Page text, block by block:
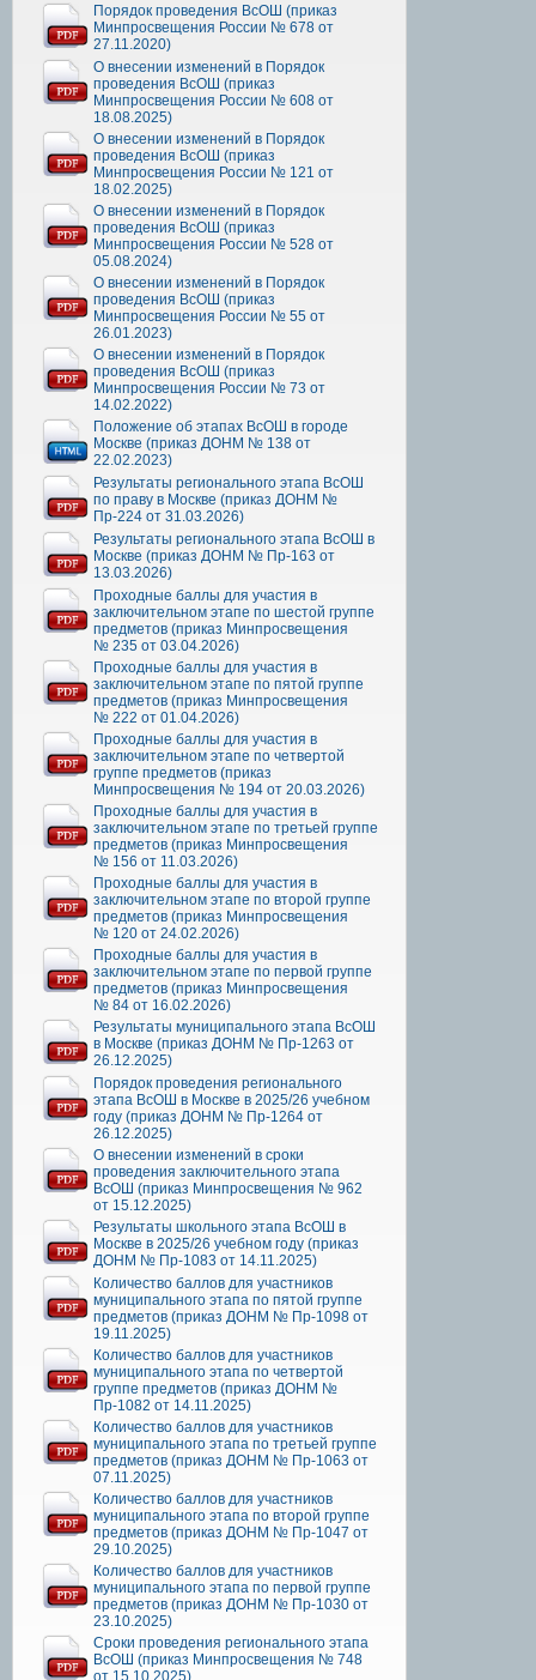
Порядок проведения ВсОШ (приказ
Минпросвещения России № 678 от
27.11.2020)
О внесении изменений в Порядок
проведения ВсОШ (приказ
Минпросвещения России № 608 от
18.08.2025)
О внесении изменений в Порядок
проведения ВсОШ (приказ
Минпросвещения России № 121 от
18.02.2025)
О внесении изменений в Порядок
проведения ВсОШ (приказ
Минпросвещения России № 528 от
05.08.2024)
О внесении изменений в Порядок
проведения ВсОШ (приказ
Минпросвещения России № 55 от
26.01.2023)
О внесении изменений в Порядок
проведения ВсОШ (приказ
Минпросвещения России № 73 от
14.02.2022)
Положение об этапах ВсОШ в городе
Москве (приказ ДОНМ № 138 от
22.02.2023)
Результаты регионального этапа ВсОШ
по праву в Москве (приказ ДОНМ №
Пр-224 от 31.03.2026)
Результаты регионального этапа ВсОШ в
Москве (приказ ДОНМ № Пр-163 от
13.03.2026)
Проходные баллы для участия в
заключительном этапе по шестой группе
предметов (приказ Минпросвещения
№ 235 от 03.04.2026)
Проходные баллы для участия в
заключительном этапе по пятой группе
предметов (приказ Минпросвещения
№ 222 от 01.04.2026)
Проходные баллы для участия в
заключительном этапе по четвертой
группе предметов (приказ
Минпросвещения № 194 от 20.03.2026)
Проходные баллы для участия в
заключительном этапе по третьей группе
предметов (приказ Минпросвещения
№ 156 от 11.03.2026)
Проходные баллы для участия в
заключительном этапе по второй группе
предметов (приказ Минпросвещения
№ 120 от 24.02.2026)
Проходные баллы для участия в
заключительном этапе по первой группе
предметов (приказ Минпросвещения
№ 84 от 16.02.2026)
Результаты муниципального этапа ВсОШ
в Москве (приказ ДОНМ № Пр-1263 от
26.12.2025)
Порядок проведения регионального
этапа ВсОШ в Москве в 2025/26 учебном
году (приказ ДОНМ № Пр-1264 от
26.12.2025)
О внесении изменений в сроки
проведения заключительного этапа
ВсОШ (приказ Минпросвещения № 962
от 15.12.2025)
Результаты школьного этапа ВсОШ в
Москве в 2025/26 учебном году (приказ
ДОНМ № Пр-1083 от 14.11.2025)
Количество баллов для участников
муниципального этапа по пятой группе
предметов (приказ ДОНМ № Пр-1098 от
19.11.2025)
Количество баллов для участников
муниципального этапа по четвертой
группе предметов (приказ ДОНМ №
Пр-1082 от 14.11.2025)
Количество баллов для участников
муниципального этапа по третьей группе
предметов (приказ ДОНМ № Пр-1063 от
07.11.2025)
Количество баллов для участников
муниципального этапа по второй группе
предметов (приказ ДОНМ № Пр-1047 от
29.10.2025)
Количество баллов для участников
муниципального этапа по первой группе
предметов (приказ ДОНМ № Пр-1030 от
23.10.2025)
Сроки проведения регионального этапа
ВсОШ (приказ Минпросвещения № 748
от 15.10.2025)